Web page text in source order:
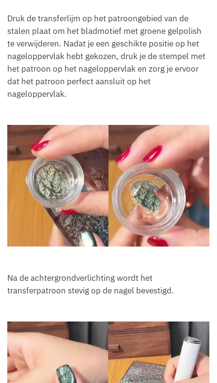
Druk de transferlijm op het patroongebied van de
stalen plaat om het bladmotief met groene gelpolish
te verwijderen. Nadat je een geschikte positie op het
nageloppervlak hebt gekozen, druk je de stempel met
het patroon op het nageloppervlak en zorg je ervoor
dat het patroon perfect aansluit op het
nageloppervlak.
Na de achtergrondverlichting wordt het
transferpatroon stevig op de nagel bevestigd.